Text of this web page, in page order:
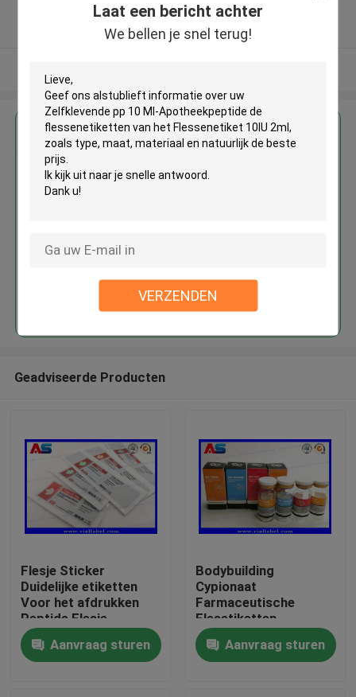
Laat een bericht achter
We bellen je snel terug!
VERZENDEN
Huis
Producten
5.0
Geverifieerde Leverancier
Krijg de beste prijs voor
Zelfklevende pp 10 Ml-
Doorgaan
Geadviseerde Producten
Flesje Sticker
Duidelijke etiketten
Voor het afdrukken
Peptide Flesje
etiketten 10 ml flacon
etiketten Kleine fles
etiketten
Aanvraag sturen
Bodybuilding
Cypionaat
Farmaceutische
Flesetiketten
25x60mm ISO
Gecertificeerd voor
10ml injectieflacons
Aanvraag sturen